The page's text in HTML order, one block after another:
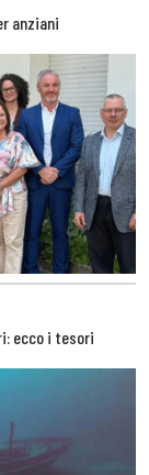
anziani
ecco i tesori